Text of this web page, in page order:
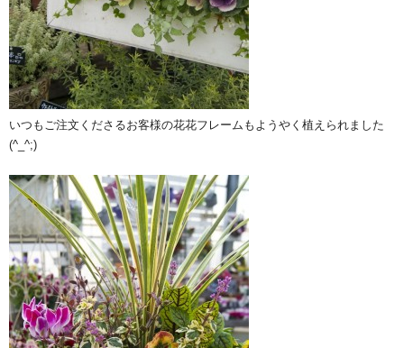
いつもご注文くださるお客様の花花フレームもようやく植えられました
(^_^;)